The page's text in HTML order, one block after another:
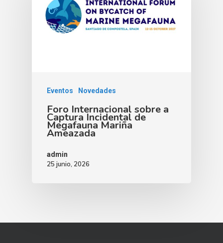
Eventos Novedades
Foro Internacional sobre a
Captura Incidental de
Megafauna Mariña
Ameazada
admin
25 junio, 2026